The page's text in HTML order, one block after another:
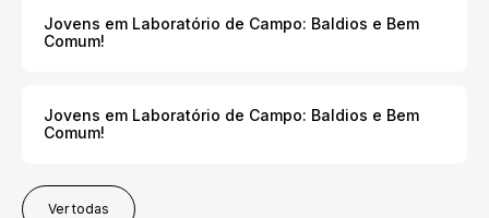
Jovens em Laboratório de Campo: Baldios e Bem
Comum!
Jovens em Laboratório de Campo: Baldios e Bem
Comum!
Ver todas